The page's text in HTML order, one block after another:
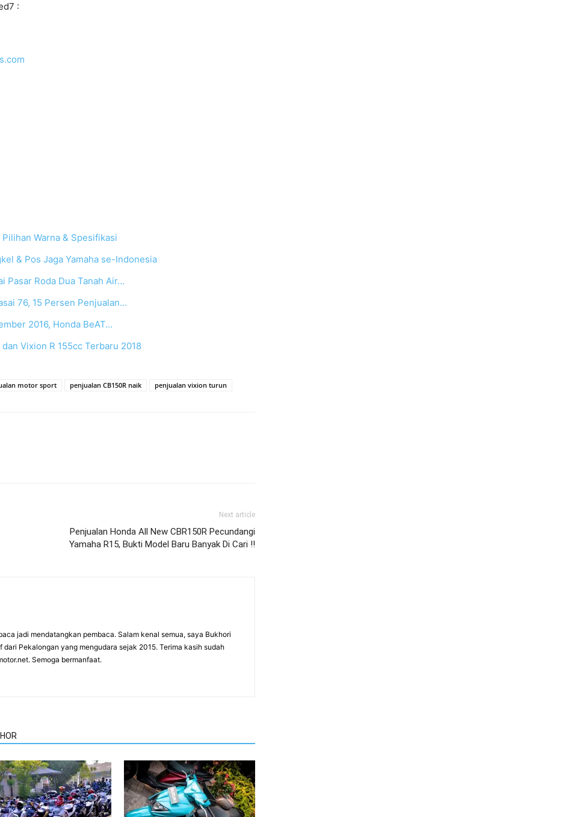
:
Warna & Spesifikasi
& Pos Jaga Yamaha se-Indonesia
Pasar Roda Dua Tanah Air…
76, 15 Persen Penjualan…
2016, Honda BeAT…
Vixion R 155cc Terbaru 2018
motor sport penjualan CB150R naik penjualan vixion turun
Next article
Penjualan Honda All New CBR150R Pecundangi
Yamaha R15, Bukti Model Baru Banyak Di Cari !!
jadi mendatangkan pembaca. Salam kenal semua, saya Bukhori
dari Pekalongan yang mengudara sejak 2015. Terima kasih sudah
Semoga bermanfaat.